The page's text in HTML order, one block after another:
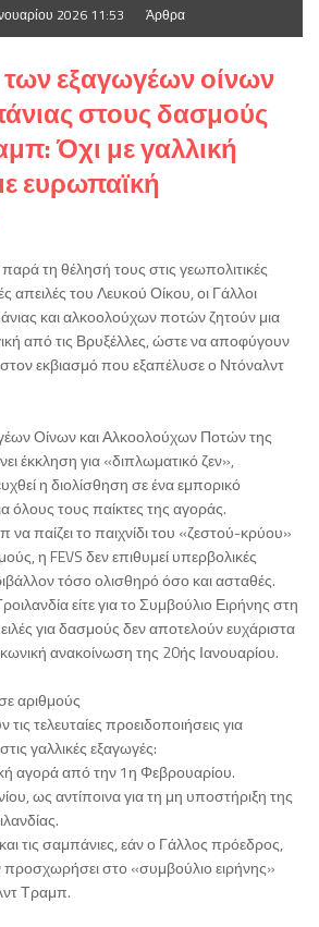
2026 11:53 Άρθρα
εξαγωγέων οίνων
στους δασμούς
Όχι με γαλλική
ευρωπαϊκή
τη θέλησή τους στις γεωπολιτικές
απειλές του Λευκού Οίκου, οι Γάλλοι
και αλκοολούχων ποτών ζητούν μια
από τις Βρυξέλλες, ώστε να αποφύγουν
εκβιασμό που εξαπέλυσε ο Ντόναλντ
Οίνων και Αλκοολούχων Ποτών της
έκκληση για «διπλωματικό ζεν»,
η διολίσθηση σε ένα εμπορικό
όλους τους παίκτες της αγοράς.
παίζει το παιχνίδι του «ζεστού-κρύου»
η FEVS δεν επιθυμεί υπερβολικές
τόσο ολισθηρό όσο και ασταθές.
είτε για το Συμβούλιο Ειρήνης στη
για δασμούς δεν αποτελούν ευχάριστα
ανακοίνωση της 20ής Ιανουαρίου.
αριθμούς
τελευταίες προειδοποιήσεις για
γαλλικές εξαγωγές:
αγορά από την 1η Φεβρουαρίου.
ως αντίποινα για τη μη υποστήριξη της
τις σαμπάνιες, εάν ο Γάλλος πρόεδρος,
στο «συμβούλιο ειρήνης»
Τραμπ.